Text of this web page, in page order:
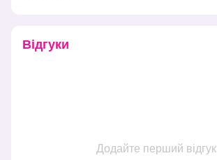
Відгуки
Додайте перший відгук